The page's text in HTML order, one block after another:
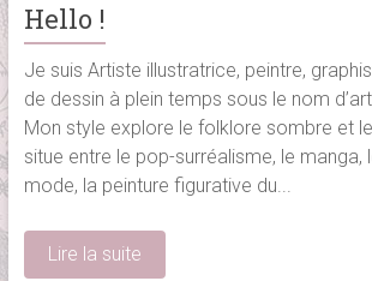
Hello !
Je suis Artiste illustratrice, peintre,
de dessin à plein temps sous le nom
Mon style explore le folklore sombre et
situe entre le pop-surréalisme, le manga,
mode, la peinture figurative du...
Lire la suite